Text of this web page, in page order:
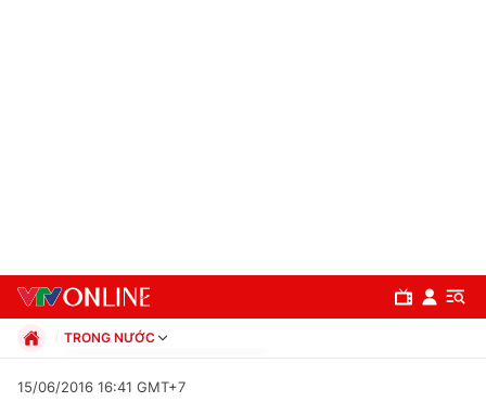
TRONG NƯỚC
Xã hội
15/06/2016 16:41 GMT+7